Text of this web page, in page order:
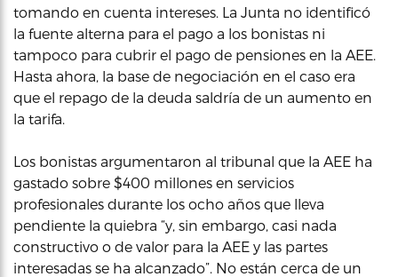
tomando en cuenta intereses. La Junta no identificó
la fuente alterna para el pago a los bonistas ni
tampoco para cubrir el pago de pensiones en la AEE.
Hasta ahora, la base de negociación en el caso era
que el repago de la deuda saldría de un aumento en
la tarifa.
Los bonistas argumentaron al tribunal que la AEE ha
gastado sobre $400 millones en servicios
profesionales durante los ocho años que lleva
pendiente la quiebra “y, sin embargo, casi nada
constructivo o de valor para la AEE y las partes
interesadas se ha alcanzado”. No están cerca de un